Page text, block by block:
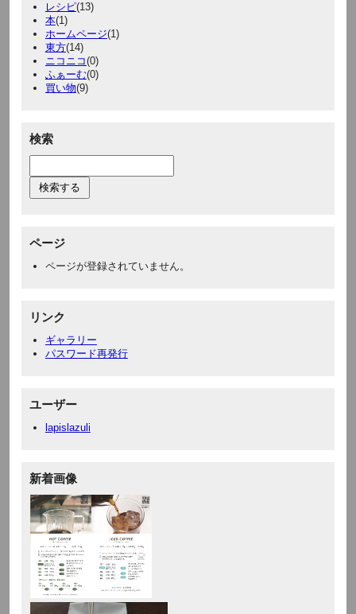
レシピ(13)
本(1)
ホームページ(1)
東方(14)
ニコニコ(0)
ふぁーむ(0)
買い物(9)
検索
ページ
ページが登録されていません。
リンク
ギャラリー
パスワード再発行
ユーザー
lapislazuli
新着画像